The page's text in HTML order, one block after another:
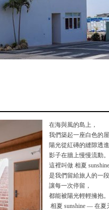
在海與風的島上，
我們築起一座白色的屋
陽光從紅磚的縫隙透進
影子在牆上慢慢流動。
這裡叫做 相夏 sunshine
是我們留給旅人的一段
讓每一次停留，
都能被陽光輕輕擁抱。
相夏 sunshine — 在夏